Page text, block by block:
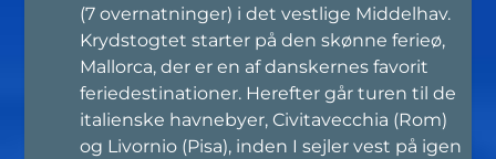
(7 overnatninger) i det vestlige Middelhav.
Krydstogtet starter på den skønne ferieø,
Mallorca, der er en af danskernes favorit
feriedestinationer. Herefter går turen til de
italienske havnebyer, Civitavecchia (Rom)
og Livornio (Pisa), inden I sejler vest på igen